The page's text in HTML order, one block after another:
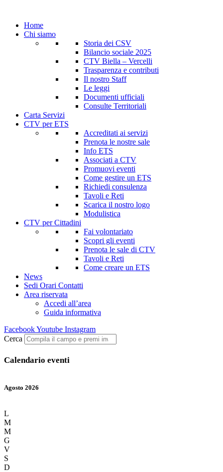
Home
Chi siamo
Storia dei CSV
Bilancio sociale 2025
CTV Biella – Vercelli
Trasparenza e contributi
Il nostro Staff
Le leggi
Documenti ufficiali
Consulte Territoriali
Carta Servizi
CTV per ETS
Accreditati ai servizi
Prenota le nostre sale
Info ETS
Associati a CTV
Promuovi eventi
Come gestire un ETS
Richiedi consulenza
Tavoli e Reti
Scarica il nostro logo
Modulistica
CTV per Cittadini
Fai volontariato
Scopri gli eventi
Prenota le sale di CTV
Tavoli e Reti
Come creare un ETS
News
Sedi Orari Contatti
Area riservata
Accedi all’area
Guida informativa
FacebookYoutube Instagram
Cerca
Calendario eventi
Agosto 2026
L
M
M
G
V
S
D